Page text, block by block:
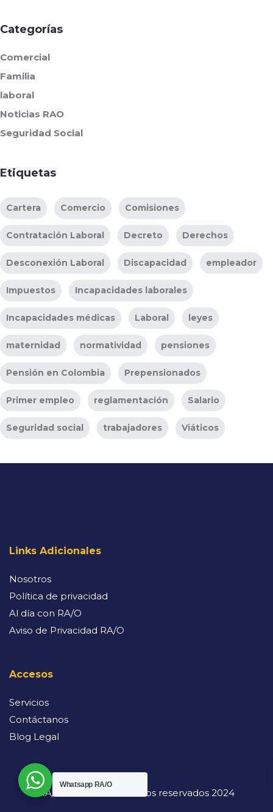
Categorías
Comercial
Familia
laboral
Noticias RAO
Seguridad Social
Etiquetas
Cartera Comercio Comisiones
Contratación Laboral Decreto Derechos
Desconexión Laboral Discapacidad empleador
Impuestos Incapacidades laborales
Incapacidades médicas Laboral leyes
maternidad normatividad pensiones
Pensión en Colombia Prepensionados
Primer empleo reglamentación Salario
Seguridad social trabajadores Viáticos
Links Adicionales
Nosotros
Política de privacidad
Al día con RA/O
Aviso de Privacidad RA/O
Accesos
Servicios
Contáctanos
Blog Legal
RA/O. Todos los derechos reservados 2024
Whatsapp RA/O